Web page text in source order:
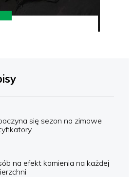
się sezon na zimowe
na efekt kamienia na każdej